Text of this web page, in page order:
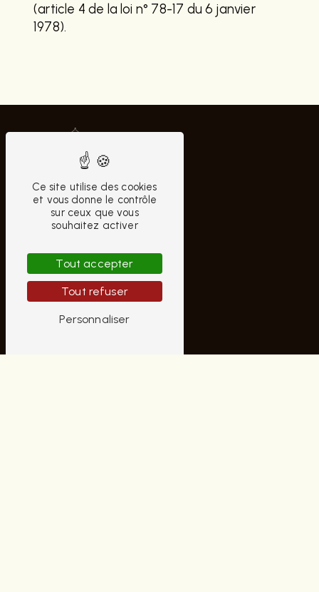
(article 4 de la loi n° 78-17 du 6 janvier
1978).
CONTACTEZ-NOUS
AUBRUN HOMME
18000 Bourges
Ce site utilise des cookies
et vous donne le contrôle
sur ceux que vous
souhaitez activer
Tout accepter
Tout refuser
Personnaliser